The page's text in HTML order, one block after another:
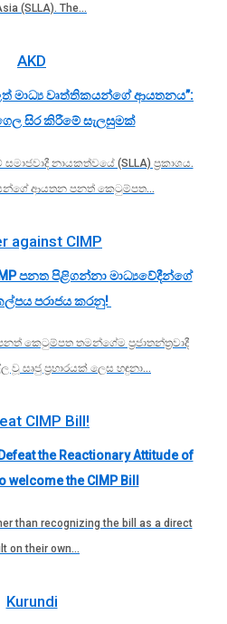
(SLLA). The…
මාධ්‍ය වෘත්තිකයන්ගේ ආයතනය”:
සිර කිරීමේ සැලසුමක්
නායකත්වයේ (SLLA) ප්‍රකාශය.
ආයතන පනත් කෙටුම්පත…
පනත පිළිගන්නා මාධ්‍යවේදීන්ගේ
පරාජය කරනු!
කෙටුම්පත තමන්ගේම ප්‍රජාතන්ත්‍රවාදී
සෘජු ප්‍රහාරයක් ලෙස හඳුනා…
the Reactionary Attitude of
the CIMP Bill
than recognizing the bill as a direct
on their own…